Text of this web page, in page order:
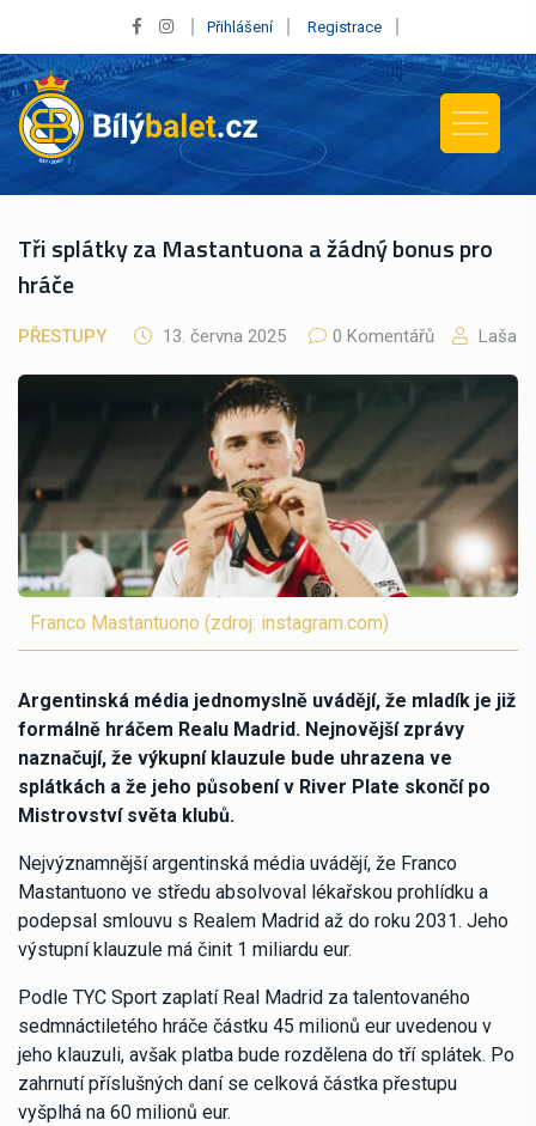
Přihlášení Registrace
Tři splátky za Mastantuona a žádný bonus pro
hráče
PŘESTUPY 13. června 2025 0 Komentářů Laša
Franco Mastantuono (zdroj: instagram.com)
Argentinská média jednomyslně uvádějí, že mladík je již
formálně hráčem Realu Madrid. Nejnovější zprávy
naznačují, že výkupní klauzule bude uhrazena ve
splátkách a že jeho působení v River Plate skončí po
Mistrovství světa klubů.
Nejvýznamnější argentinská média uvádějí, že Franco
Mastantuono ve středu absolvoval lékařskou prohlídku a
podepsal smlouvu s Realem Madrid až do roku 2031. Jeho
výstupní klauzule má činit 1 miliardu eur.
Podle TYC Sport zaplatí Real Madrid za talentovaného
sedmnáctiletého hráče částku 45 milionů eur uvedenou v
jeho klauzuli, avšak platba bude rozdělena do tří splátek. Po
zahrnutí příslušných daní se celková částka přestupu
vyšplhá na 60 milionů eur.